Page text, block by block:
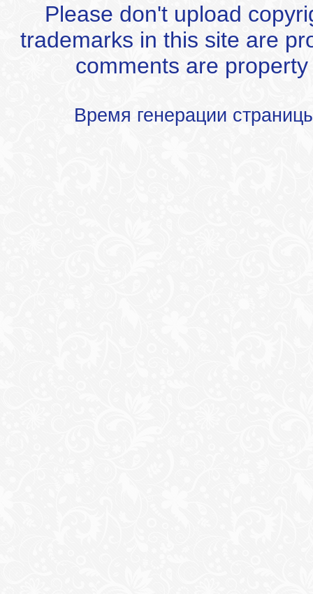
Please don't upload
trademarks in this site are
comments are
Время генерации